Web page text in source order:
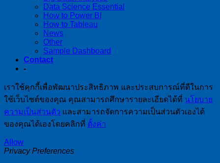
Data Science Essential
How to Power BI
How to Tableau
News
Other
Sample Dashboard
Contact
-
เราใช้คุกกี้เพื่อพัฒนาประสิทธิภาพ และประสบการณ์ที่ดีในการ
ใช้เว็บไซต์ของคุณ คุณสามารถศึกษารายละเอียดได้ที่ นโยบาย
ความเป็นส่วนตัว และสามารถจัดการความเป็นส่วนตัวเองได้
ของคุณได้เองโดยคลิกที่ ตั้งค่า
Allow
Privacy Preferences